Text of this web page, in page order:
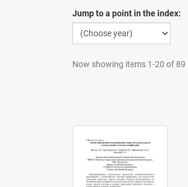
Jump to a point in the index:
Now showing items 1-20 of 89